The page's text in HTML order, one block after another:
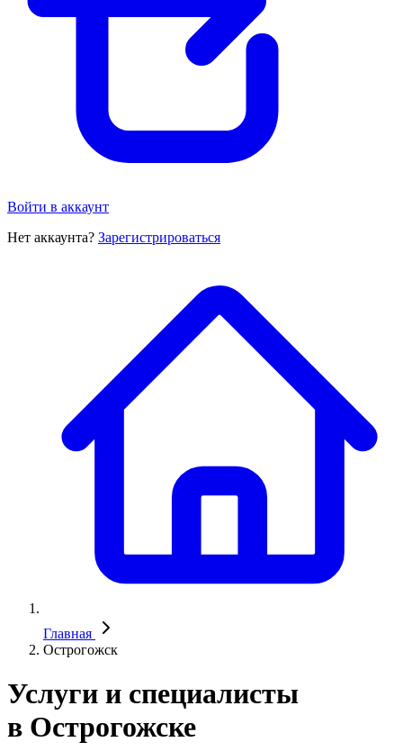
Войти в аккаунт
Нет аккаунта? Зарегистрироваться
Главная
Острогожск
Услуги и специалисты
в Острогожске